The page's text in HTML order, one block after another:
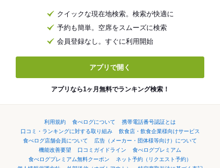
クイックな現在地検索。検索が快適に
予約も簡単。空席をスムーズに検索
会員登録なし。すぐに利用開始
アプリで開く
アプリなら1ヶ月無料でランキング検索！
利用規約 食べログについて
携帯電話番号認証とは
口コミ・ランキングに対する取り組み
飲食店・飲食企業様向けサービス
食べログ店舗会員について
広告（メーカー・団体様等向け）について
機能改善要望
口コミガイドライン
食べログプレミアム
食べログプレミアム無料クーポン
ネット予約（リクエスト予約）